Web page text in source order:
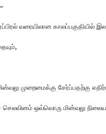
காலப்பகுதியில்
முறைமைக்கு சேர்ப்பதற்கு
செலவினம் ஒவ்வொரு மின்வலு